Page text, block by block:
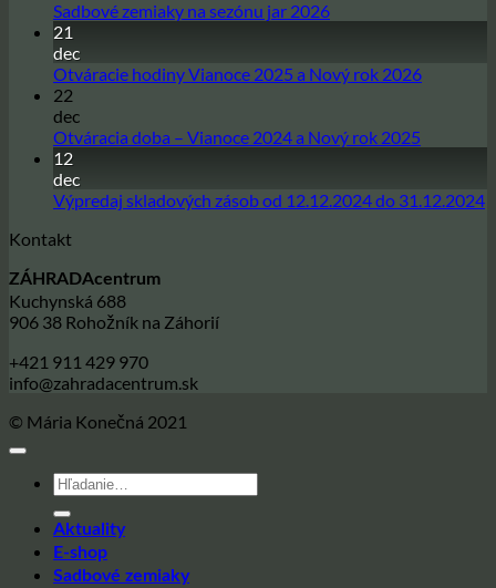
Sadbové zemiaky na sezónu jar 2026Žiadne
Sadbové
sezónu
21
dec
Otváracie hodiny Vianoce 2025 a Nový rok 2026Žiadne
2025
22
dec
Otváracia doba – Vianoce 2024 a Nový rok 2025
Otváracia
12
dec
Výpredaj skladových zásob od 12.12.2024 do 31.12.2024
Kontakt
ZÁHRADAcentrum
Kuchynská 688
906 38 Rohožník na Záhorií
+421 911 429 970
info@zahradacentrum.sk
© Mária Konečná 2021
Hľadať:
Aktuality
E-shop
Sadbové zemiaky